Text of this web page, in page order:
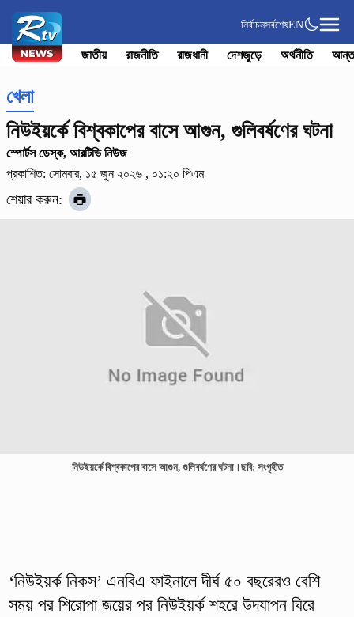
নির্বাচনসর্বশেষEN
জাতীয় রাজনীতি রাজধানী দেশজুড়ে অর্থনীতি
খেলা
নিউইয়র্কে বিশ্বকাপের বাসে আগুন, গুলিবর্ষণের ঘটনা
স্পোর্টস ডেস্ক, আরটিভি নিউজ
প্রকাশিত: সোমবার, ১৫ জুন ২০২৬ , ০১:২০ পিএম
শেয়ার করুন:
নিউইয়র্কে বিশ্বকাপের বাসে আগুন, গুলিবর্ষণের ঘটনা।ছবি: সংগৃহীত
‘নিউইয়র্ক নিকস’ এনবিএ ফাইনালে দীর্ঘ ৫০ বছরেরও বেশি
সময় পর শিরোপা জয়ের পর নিউইয়র্ক শহরে উদযাপন ঘিরে